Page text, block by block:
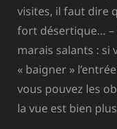
visites, il faut dire
fort désertique… –
marais salants : si
« baigner »
vous pouvez les
la vue est bien